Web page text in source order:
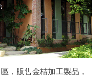
，販售金桔加工製品，